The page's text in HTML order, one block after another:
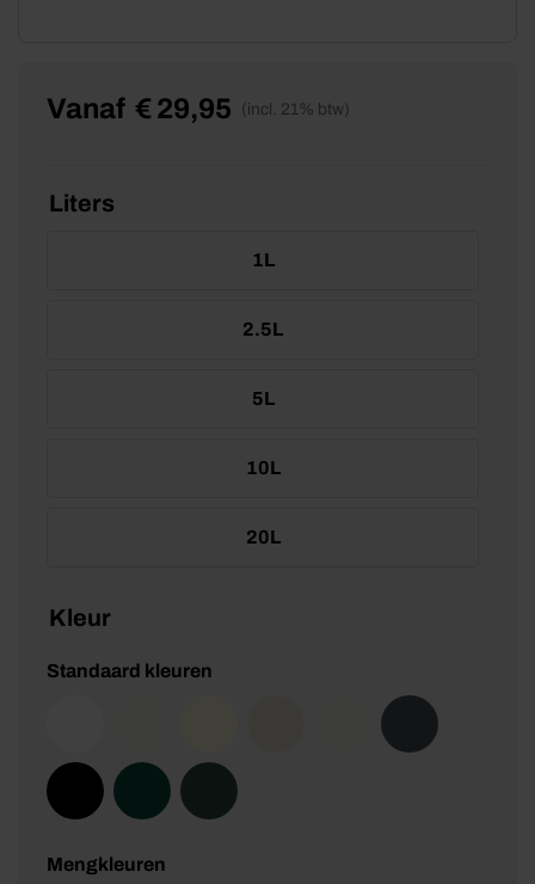
Vanaf € 29,95 (incl. 21% btw)
Liters
1L
2.5L
5L
10L
20L
Kleur
Mengkleuren
Standaard kleuren